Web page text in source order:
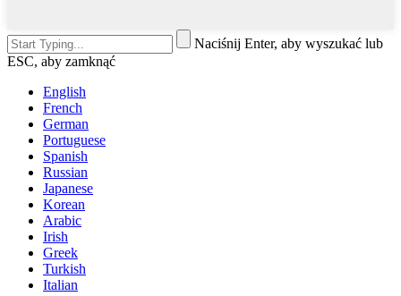
Naciśnij Enter, aby wyszukać lub
ESC, aby zamknąć
English
French
German
Portuguese
Spanish
Russian
Japanese
Korean
Arabic
Irish
Greek
Turkish
Italian